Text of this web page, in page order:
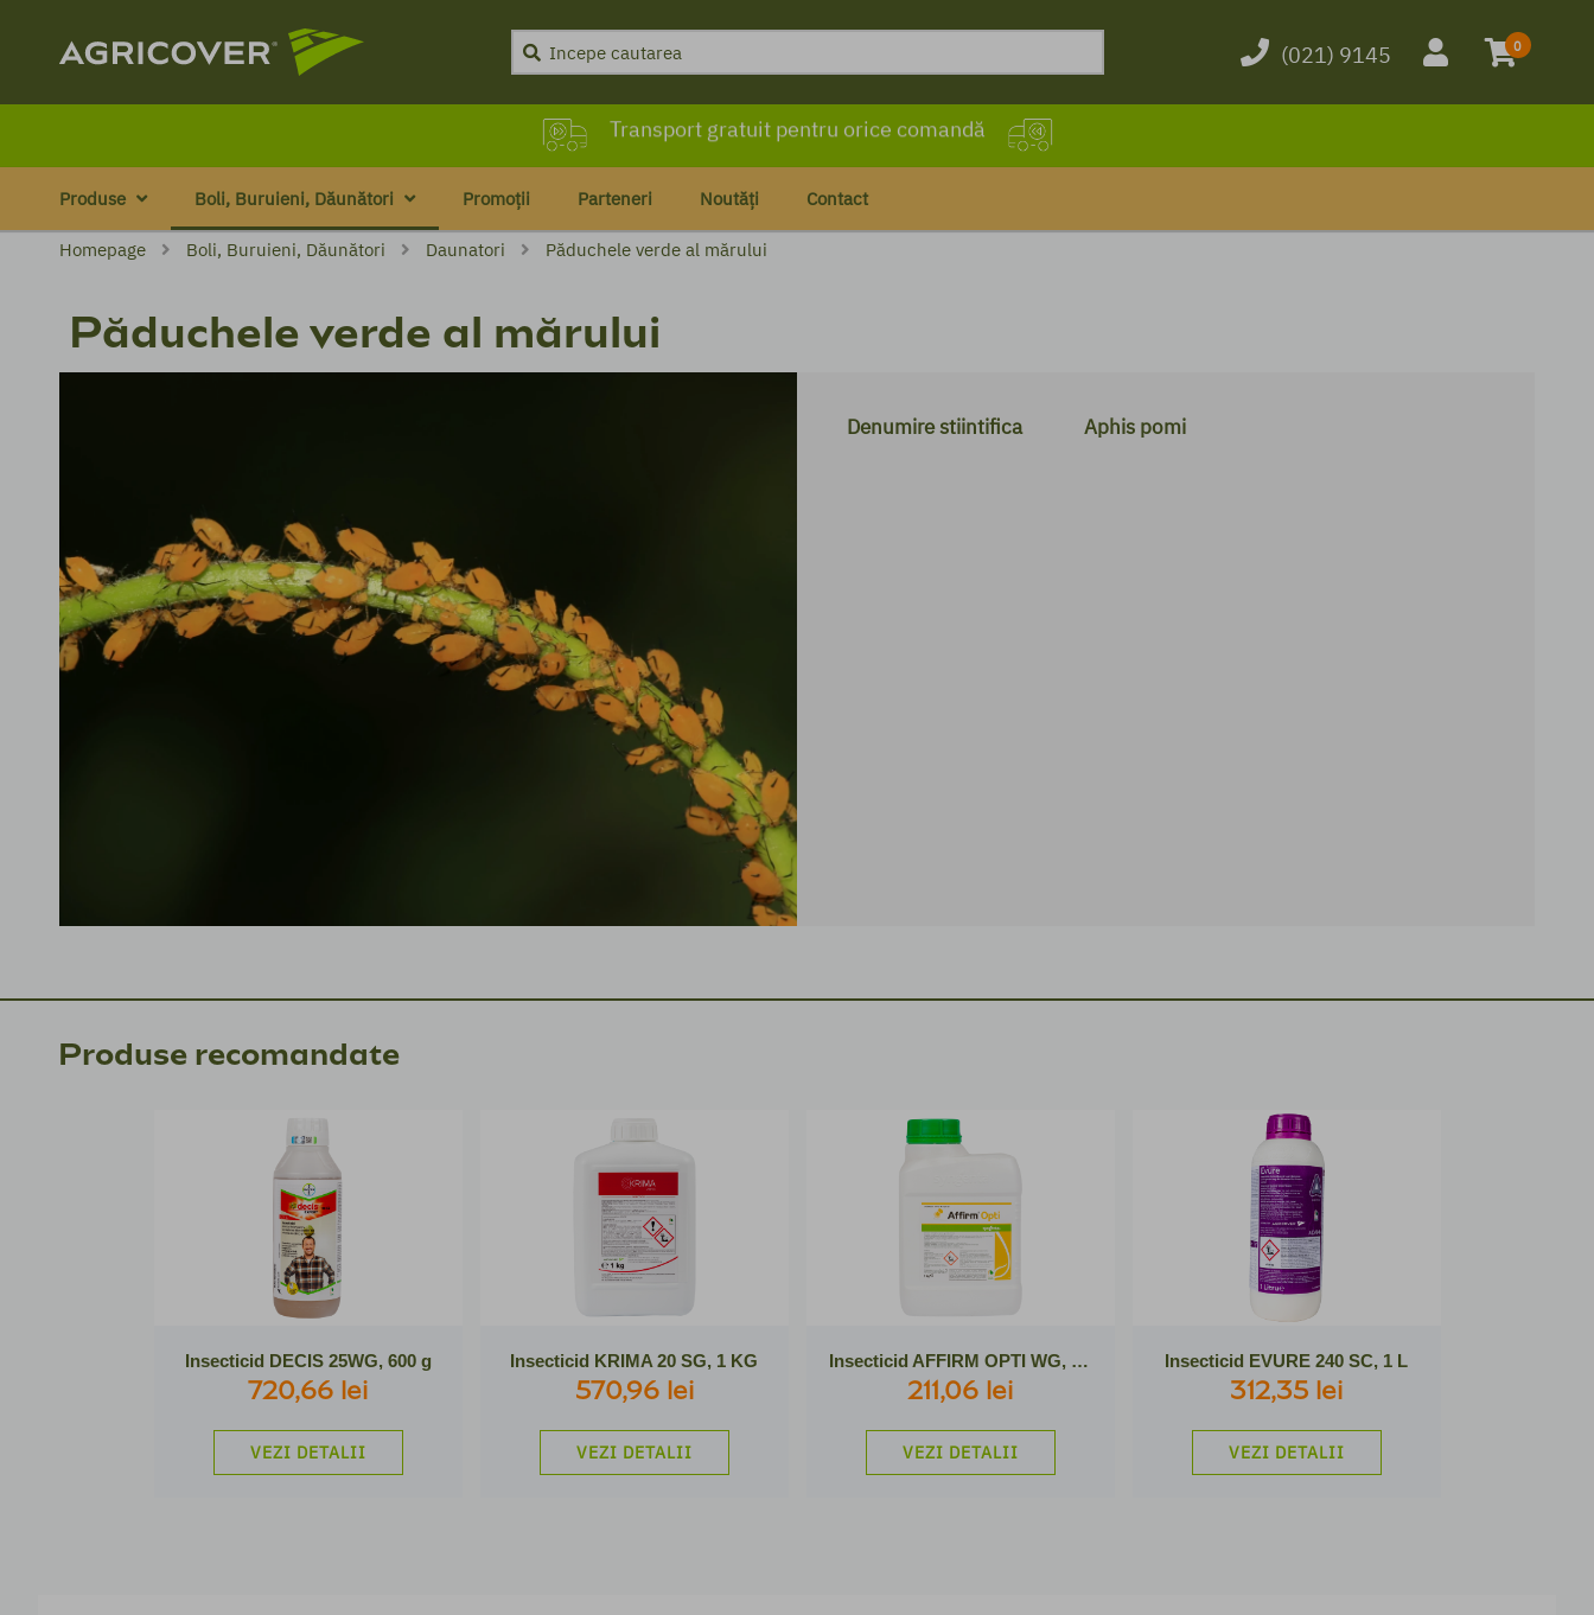
(021) 9145 0
Transport gratuit pentru orice comandă
Livrare în maximum 72 de ore
Produse Boli, Buruieni, Dăunători Promoții Parteneri Noutăți Contact
Homepage Boli, Buruieni, Dăunători Daunatori Păduchele verde al mărului
Păduchele verde al mărului
Denumire stiintifica Aphis pomi
Produse recomandate
Insecticid DECIS 25WG, 600 g
720,66 lei
VEZI DETALII
Insecticid KRIMA 20 SG, 1 KG
570,96 lei
VEZI DETALII
Insecticid AFFIRM OPTI WG, 1 Kg
211,06 lei
VEZI DETALII
Insecticid EVURE 240 SC, 1 L
312,35 lei
VEZI DETALII